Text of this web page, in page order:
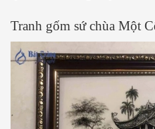
Tranh gốm sứ chùa Một